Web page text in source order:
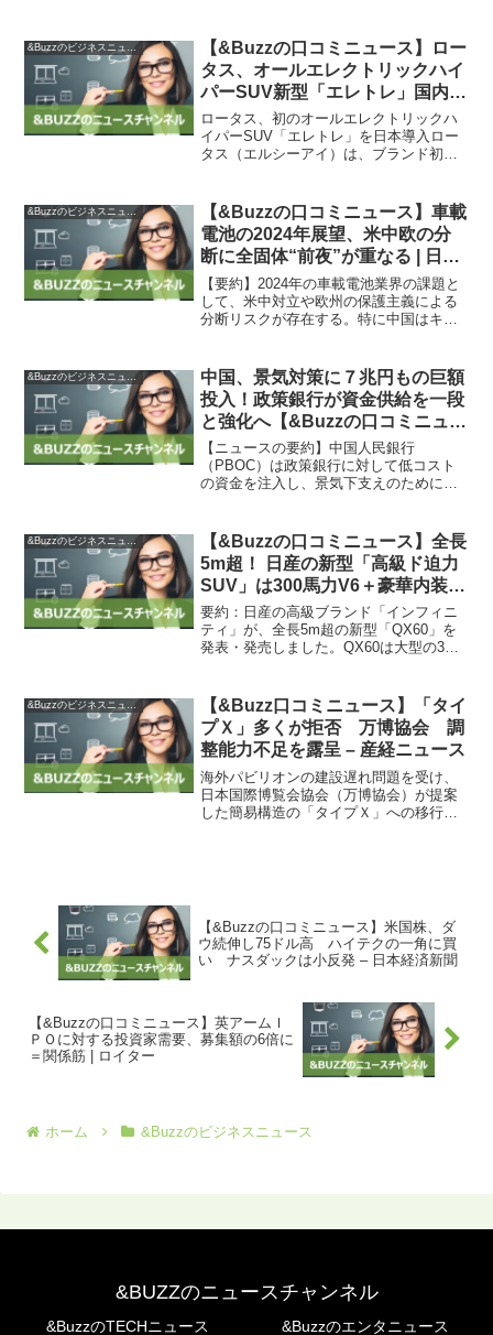
言及されており、企業での記事共有や会
議資料への利用、注文印刷...
&Buzzのビジネスニュース
【&Buzzの口コミニュース】ロー
タス、オールエレクトリックハイ
パーSUV新型「エレトレ」国内初
披露 価格は2332万円から – Car
Watch
ロータス、初のオールエレクトリックハ
イパーSUV「エレトレ」を日本導入ロー
タス（エルシーアイ）は、ブランド初と
した。実車が初披露され、グレードは
「S」と「R」の2つが...
&Buzzのビジネスニュース
【&Buzzの口コミニュース】車載
電池の2024年展望、米中欧の分
断に全固体“前夜”が重なる | 日経
クロステック（xTECH）
【要約】2024年の車載電池業界の課題と
して、米中対立や欧州の保護主義による
分断リスクが存在する。特に中国はキー
料調達のリスクヘッジが必要となる。米
国はインフレ抑制法を...
&Buzzのビジネスニュース
中国、景気対策に７兆円もの巨額
投入！政策銀行が資金供給を一段
と強化へ【&Buzzの口コミニュー
ス】
【ニュースの要約】中国人民銀行
（PBOC）は政策銀行に対して低コスト
の資金を注入し、景気下支えのために住
府は不動産セクターの支援や成長の安定
化にこの資金を活用する予定で...
&Buzzのビジネスニュース
【&Buzzの口コミニュース】全長
5m超！ 日産の新型「高級ド迫力
SUV」は300馬力V6＋豪華内装！
インフィニティの米国最新
「QX60」に熱望の声集まる（く
るまのニュース） | 自動車情報・
要約：日産の高級ブランド「インフィニ
ティ」が、全長5m超の新型「QX60」を
発表・発売しました。QX60は大型の3列
人で、パワートレインには3.5リッターV
型6気筒...
&Buzzのビジネスニュース
【&Buzz口コミニュース】「タイ
プＸ」多くが拒否 万博協会 調
整能力不足を露呈 – 産経ニュース
海外パビリオンの建設遅れ問題を受け、
日本国際博覧会協会（万博協会）が提案
した簡易構造の「タイプＸ」への移行を
【&Buzzの口コミニュース】米国株、ダ
ウ続伸し75ドル高 ハイテクの一角に買
い ナスダックは小反発 – 日本経済新聞
【&Buzzの口コミニュース】英アームＩ
ＰＯに対する投資家需要、募集額の6倍に
＝関係筋 | ロイター
ホーム &Buzzのビジネスニュース
&BUZZのニュースチャンネル
&BuzzのTECHニュース &Buzzのエンタニュース